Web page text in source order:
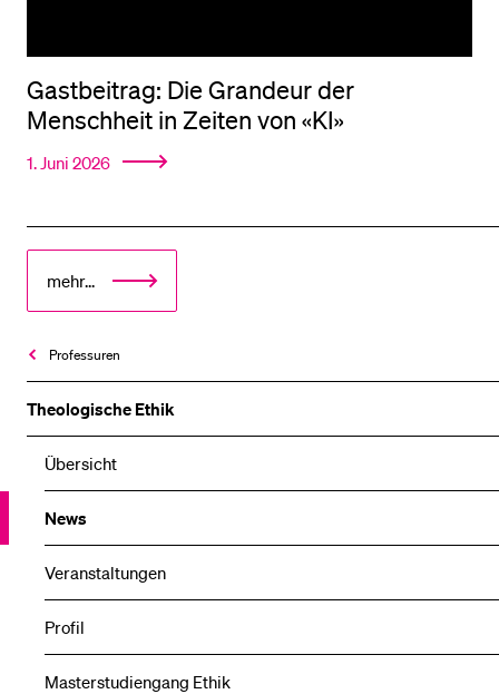
Professuren
Theologische Ethik
Übersicht
News
Veranstaltungen
Profil
Masterstudiengang Ethik
Gastbeitrag: Die Grandeur der
Menschheit in Zeiten von «KI»
1. Juni 2026
mehr...